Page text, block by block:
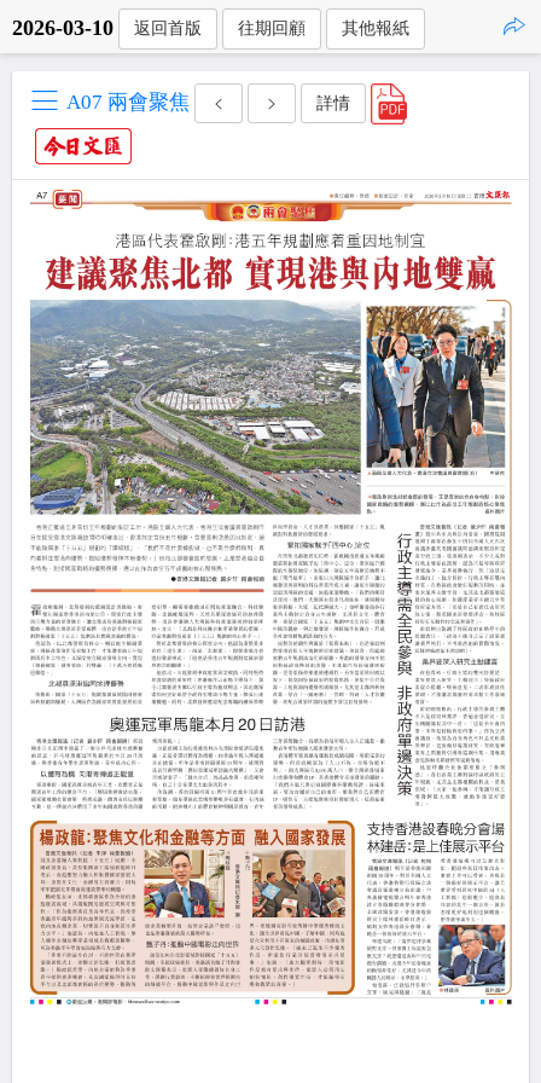
2026-03-10 返回首版 往期回顧 其他報紙
A07 兩會聚焦 詳情
點擊複製